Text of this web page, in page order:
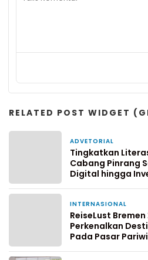
RELATED POST WIDGET
ADVETORIAL
Tingkatkan
Cabang Pinrang
Digital hingga
INTERNASIONAL
ReiseLust
Perkenalkan
Pada Pasar